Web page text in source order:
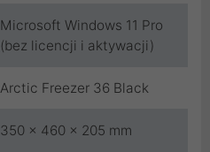
Microsoft Windows 11 Pro
(bez licencji i aktywacji)
Arctic Freezer 36 Black
350 x 460 x 205 mm